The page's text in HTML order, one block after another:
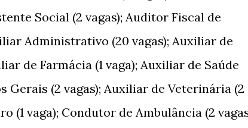
Social (2 vagas); Auditor Fiscal de
Administrativo (20 vagas); Auxiliar de
de Farmácia (1 vaga); Auxiliar de Saúde
Gerais (2 vagas); Auxiliar de Veterinária (2
(1 vaga); Condutor de Ambulância (2